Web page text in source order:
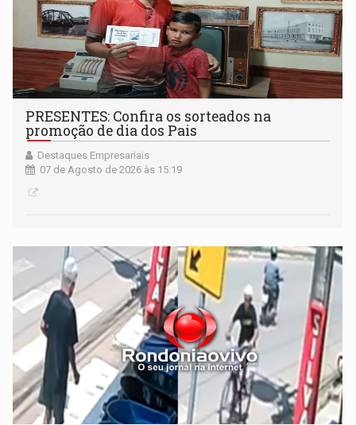
PRESENTES: Confira os sorteados na
promoção de dia dos Pais
Destaques Empresariais
07 de Agosto de 2026 às 15:19